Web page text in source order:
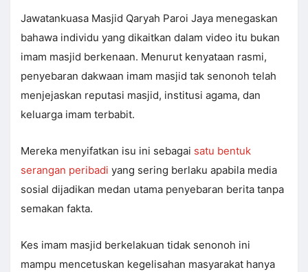
Jawatankuasa Masjid Qaryah Paroi Jaya menegaskan
bahawa individu yang dikaitkan dalam video itu bukan
imam masjid berkenaan. Menurut kenyataan rasmi,
penyebaran dakwaan imam masjid tak senonoh telah
menjejaskan reputasi masjid, institusi agama, dan
keluarga imam terbabit.
Mereka menyifatkan isu ini sebagai satu bentuk
serangan peribadi yang sering berlaku apabila media
sosial dijadikan medan utama penyebaran berita tanpa
semakan fakta.
Kes imam masjid berkelakuan tidak senonoh ini
mampu mencetuskan kegelisahan masyarakat hanya